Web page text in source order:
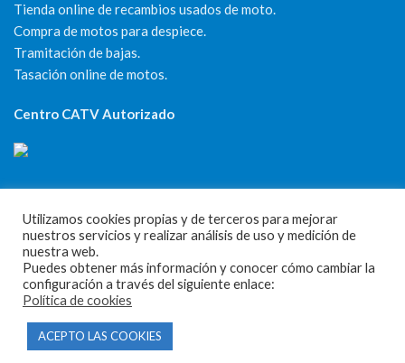
Tienda online de recambios usados de moto.
Compra de motos para despiece.
Tramitación de bajas.
Tasación online de motos.
Centro CATV Autorizado
CONTACTO
Parque Empresarial Las Condas , Nave 1
05440 Piedralaves-Ávila
Utilizamos cookies propias y de terceros para mejorar
nuestros servicios y realizar análisis de uso y medición de
nuestra web.
Puedes obtener más información y conocer cómo cambiar la
configuración a través del siguiente enlace:
Política de cookies
ACEPTO LAS COOKIES